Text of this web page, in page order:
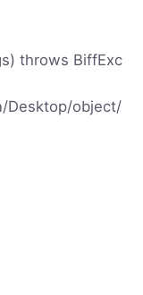
throws BiffExc
Desktop/object/